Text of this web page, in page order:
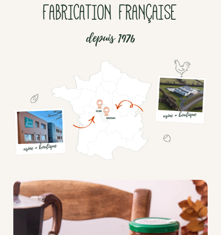
FABRICATION FRANÇAISE
depuis 1976
culinaires
Boisson
poudre
Fruits
secs
Mélanges
apéritifs
Tartinables
apéritifs